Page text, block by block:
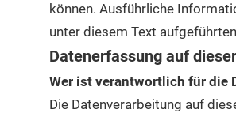
können. Ausführliche
unter diesem Text
Datenerfassung auf
Wer ist verantwortlich für die
Die Datenverarbeitung auf